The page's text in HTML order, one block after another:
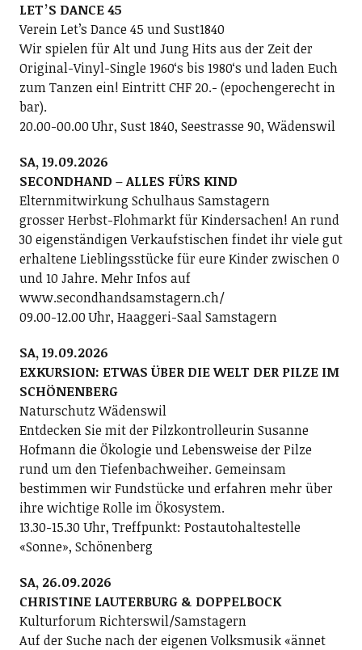
LETʼS DANCE 45
Verein Letʼs Dance 45 und Sust1840
Wir spielen für Alt und Jung Hits aus der Zeit der
Original-Vinyl-Single 1960ʻs bis 1980ʻs und laden Euch
zum Tanzen ein! Eintritt CHF 20.- (epochengerecht in
bar).
20.00-00.00 Uhr, Sust 1840, Seestrasse 90, Wädenswil
SA, 19.09.2026
SECONDHAND – ALLES FÜRS KIND
Elternmitwirkung Schulhaus Samstagern
grosser Herbst-Flohmarkt für Kindersachen! An rund
30 eigenständigen Verkaufstischen findet ihr viele gut
erhaltene Lieblingsstücke für eure Kinder zwischen 0
und 10 Jahre. Mehr Infos auf
www.secondhandsamstagern.ch/
09.00-12.00 Uhr, Haaggeri-Saal Samstagern
SA, 19.09.2026
EXKURSION: ETWAS ÜBER DIE WELT DER PILZE IM
SCHÖNENBERG
Naturschutz Wädenswil
Entdecken Sie mit der Pilzkontrolleurin Susanne
Hofmann die Ökologie und Lebensweise der Pilze
rund um den Tiefenbachweiher. Gemeinsam
bestimmen wir Fundstücke und erfahren mehr über
ihre wichtige Rolle im Ökosystem.
13.30-15.30 Uhr, Treffpunkt: Postautohaltestelle
«Sonne», Schönenberg
SA, 26.09.2026
CHRISTINE LAUTERBURG & DOPPELBOCK
Kulturforum Richterswil/Samstagern
Auf der Suche nach der eigenen Volksmusik «ännet